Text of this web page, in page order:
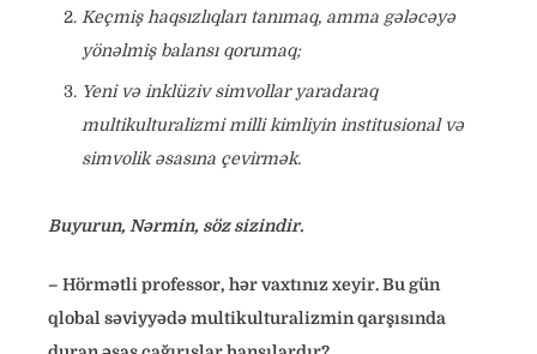
Keçmiş haqsızlıqları tanımaq, amma gələcəyə
yönəlmiş balansı qorumaq;
Yeni və inklüziv simvollar yaradaraq
multikulturalizmi milli kimliyin institusional və
simvolik əsasına çevirmək.
Buyurun, Nərmin, söz sizindir.
– Hörmətli professor, hər vaxtınız xeyir. Bu gün
qlobal səviyyədə multikulturalizmin qarşısında